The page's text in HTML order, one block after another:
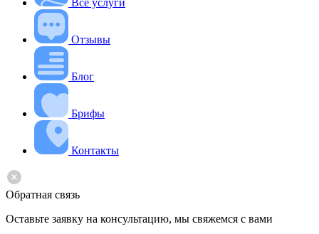
Все услуги
Отзывы
Блог
Брифы
Контакты
Обратная связь
Оставьте заявку на консультацию, мы свяжемся с вами